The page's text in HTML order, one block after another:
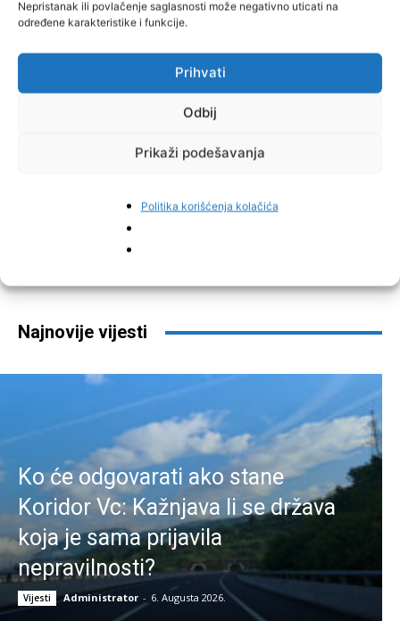
Nepristanak ili povlačenje saglasnosti može negativno uticati na
određene karakteristike i funkcije.
Prihvati
Odbij
Prikaži podešavanja
Politika korišćenja kolačića
Najnovije vijesti
Ko će odgovarati ako stane
Koridor Vc: Kažnjava li se država
koja je sama prijavila
nepravilnosti?
Vijesti Administrator - 6. Augusta 2026.